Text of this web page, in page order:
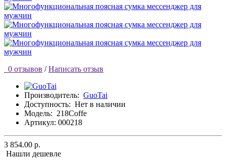
0 отзывов / Написать отзыв
Производитель: GuoTai
Доступность: Нет в наличии
Модель: 218Coffe
Артикул: 000218
3 854.00 р.
Нашли дешевле